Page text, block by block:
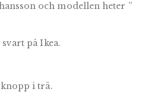
och modellen heter ”
på Ikea.
i trä.